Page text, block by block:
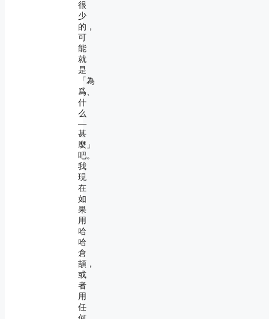
很
少
的，
可
能
就
是
「為
爲、
什
么
―
甚
麼」
吧。
我
現
在
如
果
用
哈
哈
倉
頡，
或
者
用
任